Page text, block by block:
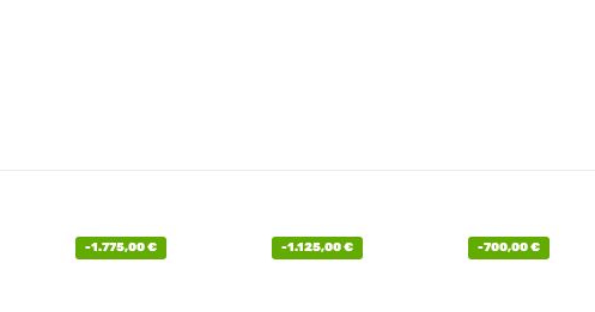
-1.775,00€ -1.125,00€ -700,00€